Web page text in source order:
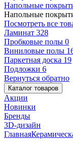
Напольные
Напольные
Посмотреть все
Ламинат 328
Пробковые полы 0
Виниловые полы
Паркетная доска 19
Подложки 6
Вернуться обратно
Каталог товаров
Акции
Новинки
Бренды
3D-дизайн
Главная